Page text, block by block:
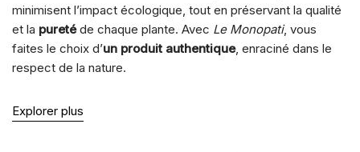
minimisent l’impact écologique, tout en préservant la qualité
et la puretéde chaque plante. Avec Le Monopati, vous
faites le choix d’un produit authentique, enraciné dans le
respect de la nature.
Explorer plus